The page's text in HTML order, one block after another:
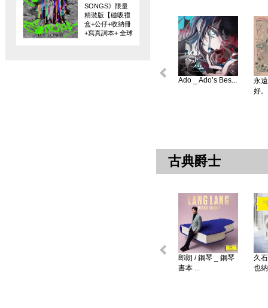
SONGS》限量
精裝版【磁吸禮
盒+公仔+收納冊
+寫真詞本+ 全球
Ado _ Ado’s Bes...
永
好
古典爵士
郎朗 / 鋼琴 _ 鋼琴
書本 ...
久
也